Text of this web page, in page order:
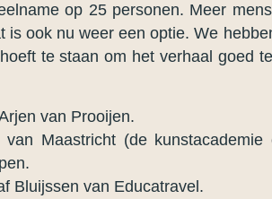
op 25 personen. Meer
ook nu weer een optie. We
te staan om het verhaal goed
van Prooijen.
Maastricht (de
Bluijssen van Educatravel.